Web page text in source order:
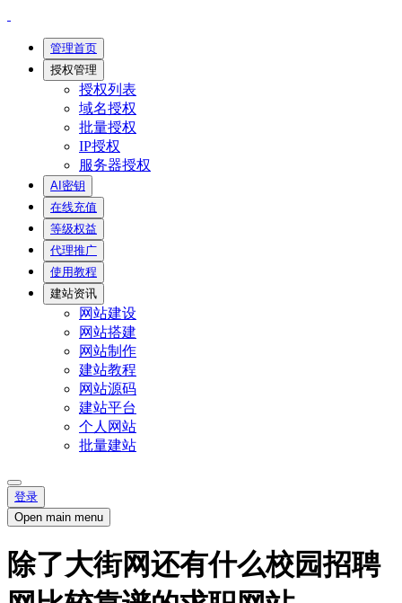
管理首页
授权管理
授权列表
域名授权
批量授权
IP授权
服务器授权
AI密钥
在线充值
等级权益
代理推广
使用教程
建站资讯
网站建设
网站搭建
网站制作
建站教程
网站源码
建站平台
个人网站
批量建站
登录
Open main menu
除了大街网还有什么校园招聘